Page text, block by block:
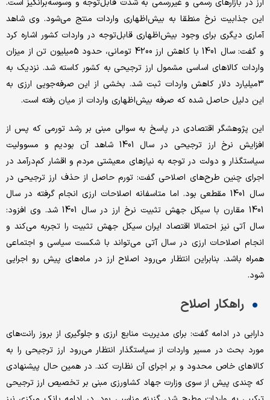
ارز در بازارهای رسمی و غیررسمی به شدت قابل‌توجه و وسوسه‌برانگیز است.
این جذابیت نرخ منطقا به بیش‌اظهاری واردات منتج می‌شود. وی شاهد
آماری دیگری برای وجود بیش‌اظهاری قابل‌توجه در واردات کشور اشاره کرد
و گفت: سال 1401 با کاهش ارز 4200 تومانی، حدود 5‌میلیون تن از میزان
واردات کالاهای اساسی مشمول ارز ترجیحی به کشور کاسته شد. نزدیک به
3‌میلیارد دلار کاهش واردات ثبت شد. بخشی از این صرفه‌جویی ارزی به
این دلیل حاصل شده که صرفه بیش‌اظهاری واردات از میان رفته است.
این پژوهشگر اقتصادی در پاسخ به سوالی مبنی بر رشد تورمی که پس از
افزایش نرخ ارز ترجیحی در سال 1401 شاهد آن بودیم و مسوولیت
سیاستگذار و دولت در توجه به نیازهای معیشتی مردم و اقشار کم‌درآمد در
اجرای چنین طرح‌های اصلاحی گفت: تورم حاصل از حذف ارز ترجیحی در
سال 1401 مقطعی بود. اما متاسفانه اصلاحات ارزی انجام گرفته در سال
1401 مقارن با سیکل جهش تثبیت نرخ ارز در سال 1401 شد. وی افزود:
سال آتی نیز احتمالا اقتصاد ایران سیکل جهش تثبیت را تجربه می‌کند و
انجام اصلاحات ارزی در سال آتی می‌تواند با شکست سیاسی و اجتماعی
همراه باشد. بنابراین انتظار می‌رود اصلاح ارز در ماه‌های پیش رو اجرایی
شود.
راهکار اصلاح
دارابی در ادامه گفت: برای مدیریت منابع ارزی و جلوگیری از بروز رانت‌های
مورد بحث در مسیر واردات از سیاستگذار انتظار می‌رود ارز ترجیحی را به
کالاهای خاص محدود و بر اجرای آن نظارت کند. در همین حال پیشنهادی
که چندی پیش از سوی وزارت جهاد کشاورزی مبنی بر تخصیص ارز ترجیحی